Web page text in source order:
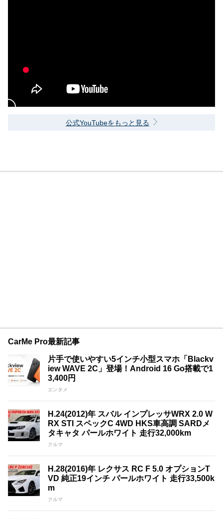
公式YouTubeをもっと見る
CarMe Pro最新記事
片手で使いやすい5インチ小型スマホ「Blackv
iew WAVE 2C」登場！Android 16 Go搭載で1
3,400円
エンタメ
H.24(2012)年 スバル インプレッサWRX 2.0 W
RX STI スペックC 4WD HKS車高調 SARDメ
タキャタ パールホワイト 走行32,000km
クルマ
H.28(2016)年 レクサス RC F 5.0 オプションT
VD 純正19インチ パールホワイト 走行33,500k
m
クルマ